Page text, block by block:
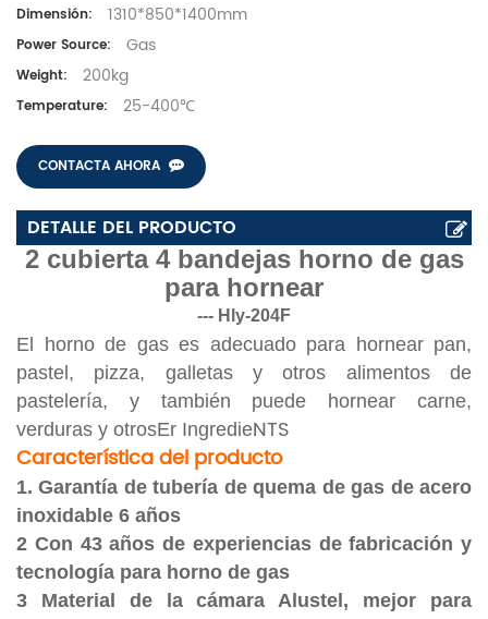
Dimensión: 1310*850*1400mm
Power Source: Gas
Weight: 200kg
Temperature: 25-400℃
CONTACTA AHORA
DETALLE DEL PRODUCTO
2 cubierta 4 bandejas horno de gas
para hornear
--- Hly-204F
El horno de gas es adecuado para hornear pan,
pastel, pizza, galletas y otros alimentos de
pastelería, y también puede hornear carne,
verduras y otrosEr IngredieNTS
Característica del producto
1.Garantía de tubería de quema de gas de acero
inoxidable 6 años
2 Con 43 años de experiencias de fabricación y
tecnología para horno de gas
3 Material de la cámara Alustel, mejor para